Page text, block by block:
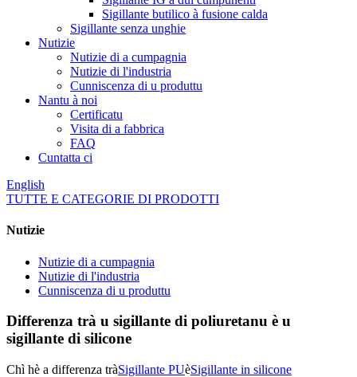
Sigillante butilico à fusione calda
Sigillante senza unghie
Nutizie
Nutizie di a cumpagnia
Nutizie di l'industria
Cunniscenza di u produttu
Nantu à noi
Certificatu
Visita di a fabbrica
FAQ
Cuntatta ci
English
TUTTE E CATEGORIE DI PRODOTTI
Nutizie
Nutizie di a cumpagnia
Nutizie di l'industria
Cunniscenza di u produttu
Differenza trà u sigillante di poliuretanu è u
sigillante di silicone
Chì hè a differenza tràSigillante PUèSigillante in silicone